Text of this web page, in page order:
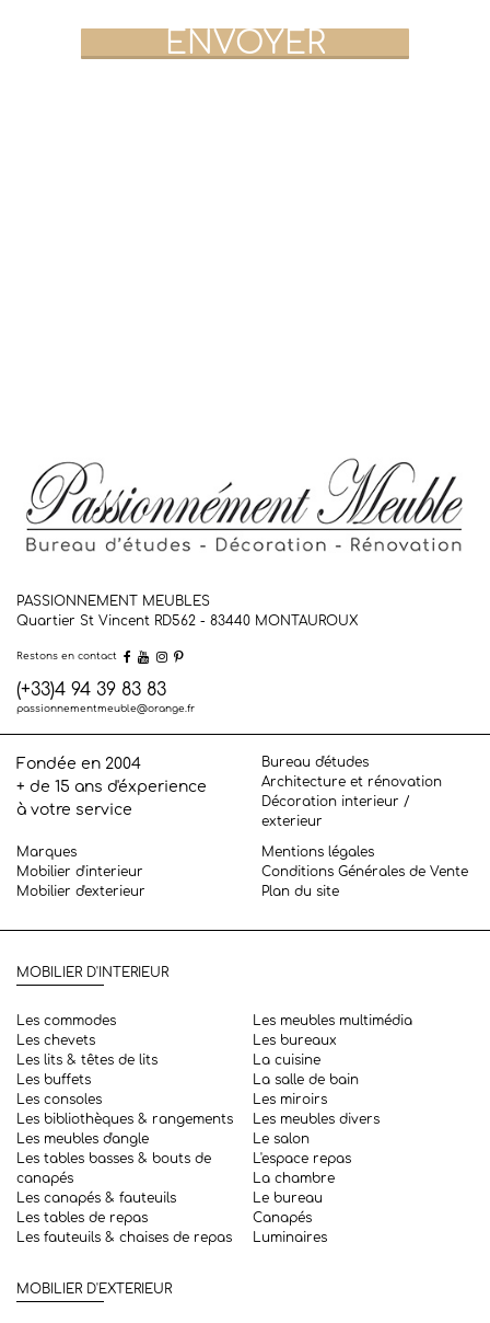
PASSIONNEMENT MEUBLES
Quartier St Vincent RD562 - 83440 MONTAUROUX
Restons en contact
(+33)4 94 39 83 83
passionnementmeuble@orange.fr
Fondée en 2004
+ de 15 ans d'éxperience
à votre service
Bureau d'études
Architecture et rénovation
Décoration interieur /
exterieur
Marques
Mobilier d'interieur
Mobilier d'exterieur
Mentions légales
Conditions Générales de Vente
Plan du site
MOBILIER D'INTERIEUR
Les commodes
Les chevets
Les lits & têtes de lits
Les buffets
Les consoles
Les bibliothèques & rangements
Les meubles d'angle
Les tables basses & bouts de
canapés
Les canapés & fauteuils
Les tables de repas
Les fauteuils & chaises de repas
Les meubles multimédia
Les bureaux
La cuisine
La salle de bain
Les miroirs
Les meubles divers
Le salon
L'espace repas
La chambre
Le bureau
Canapés
Luminaires
MOBILIER D'EXTERIEUR